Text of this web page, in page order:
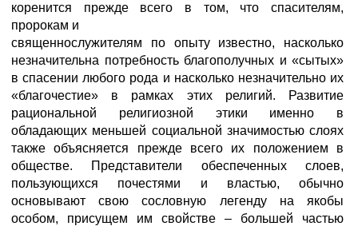
коренится прежде всего в том, что спасителям,
пророкам и
священнослужителям по опыту известно, насколько
незначительна потребность благополучных и «сытых»
в спасении любого рода и насколько незначительно их
«благочестие» в рамках этих религий. Развитие
рациональной религиозной этики именно в
обладающих меньшей социальной значимостью слоях
также объясняется прежде всего их положением в
обществе. Представители обеспеченных слоев,
пользующихся почестями и властью, обычно
основывают свою сословную легенду на якобы
особом, присущем им свойстве – большей частью